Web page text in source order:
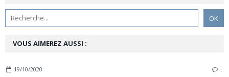
VOUS AIMEREZ AUSSI :
19/10/2020